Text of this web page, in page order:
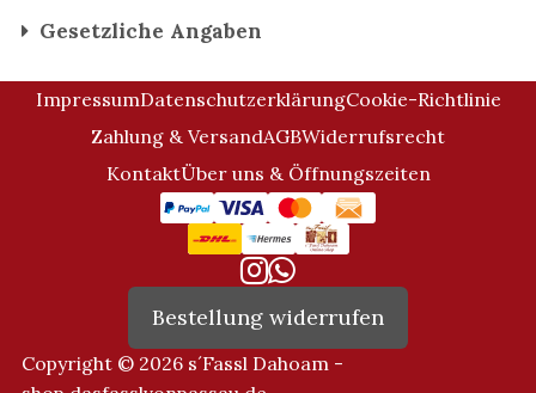
Gesetzliche Angaben
ImpressumDatenschutzerklärungCookie-Richtlinie
Zahlung & VersandAGBWiderrufsrecht
KontaktÜber uns & Öffnungszeiten
Bestellung widerrufen
Copyright © 2026 s´Fassl Dahoam -